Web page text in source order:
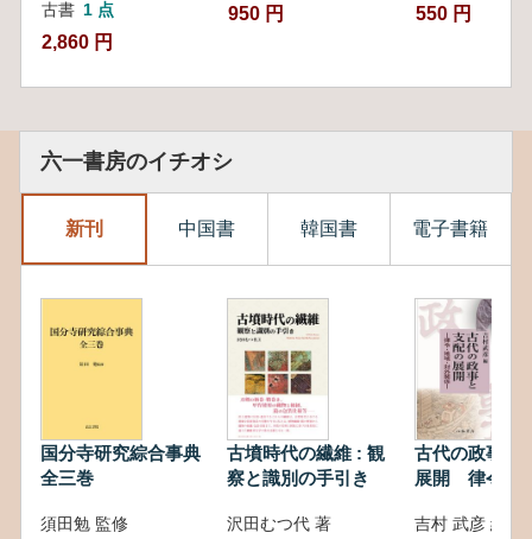
古書 1 点
2,860 円
950 円 550 円
六一書房のイチオシ
新刊 中国書 韓国書 電子書籍
国分寺研究綜合事典
全三巻
須田勉 監修
古墳時代の繊維 : 観
察と識別の手引き
沢田むつ代 著
古代の政事と
展開 律令・
吉村 武彦 編集